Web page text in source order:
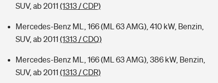
SUV, ab 2011 (1313 / CDP)
Mercedes-Benz ML, 166 (ML 63 AMG), 410 kW, Benzin,
SUV, ab 2011 (1313 / CDQ)
Mercedes-Benz ML, 166 (ML 63 AMG), 386 kW, Benzin,
SUV, ab 2011 (1313 / CDR)